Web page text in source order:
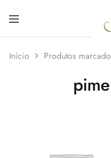
do
Mundo
loja
de
Especiarias
Início Produtos